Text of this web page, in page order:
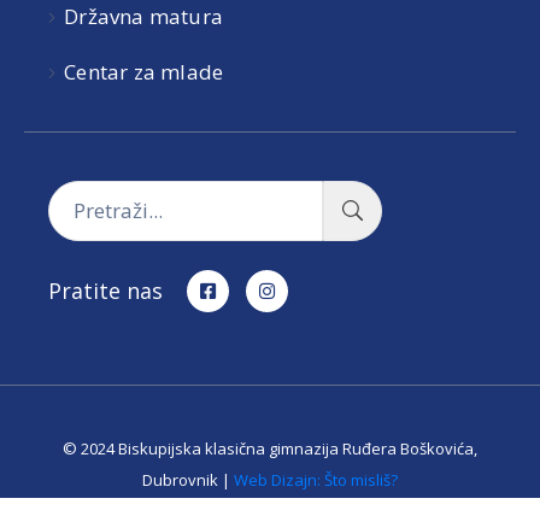
Državna matura
Centar za mlade
Pratite nas
© 2024 Biskupijska klasična gimnazija Ruđera Boškovića,
Dubrovnik | Web Dizajn: Što misliš?